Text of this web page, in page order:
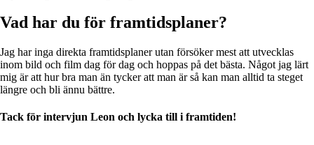
Vad har du för framtidsplaner?
Jag har inga direkta framtidsplaner utan försöker mest att utvecklas
inom bild och film dag för dag och hoppas på det bästa. Något jag lärt
mig är att hur bra man än tycker att man är så kan man alltid ta steget
längre och bli ännu bättre.
Tack för intervjun Leon och lycka till i framtiden!